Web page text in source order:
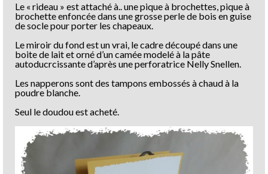
Le « rideau » est attaché à.. une pique à brochettes, pique à
brochette enfoncée dans une grosse perle de bois en guise
de socle pour porter les chapeaux.
Le miroir du fond est un vrai, le cadre découpé dans une
boite de lait et orné d’un camée modelé à la pâte
autoducrcissante d’après une perforatrice Nelly Snellen.
Les napperons sont des tampons embossés à chaud à la
poudre blanche.
Seul le doudou est acheté.